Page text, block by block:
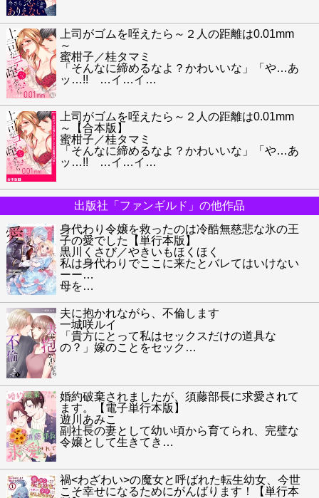
上司がゴムを咥えたら～２人の距離は0.01mm
～
蜜柑子／桂タマミ
「そんなに締めるなよ？かわいいな」「や…あ
ッ…!! …イ…イ …
上司がゴムを咥えたら～２人の距離は0.01mm
～【合本版】
蜜柑子／桂タマミ
「そんなに締めるなよ？かわいいな」「や…あ
ッ…!! …イ…イ …
出版社「ファンギルド」の他作品
身代わり令嬢を救ったのは冷酷無慈悲な氷の王
子の愛でした【単行本版】
黒川くさび／やきいもほくほく
私は身代わりでここに来たとバレてはいけない
ーー…
母を…
夫に抱かれながら、不倫します
一城咲ルイ
「貴方にとって私はセックスだけの道具な
の？」嫁のことをセック …
婚約破棄されましたが、須藤部長に求愛されて
ます。【電子単行本版】
遊川あみこ
副社長の妻として幼い頃から育てられ、完璧な
令嬢として生きてき …
禍<わざわい>の魔女と呼ばれた転生幼女、今世
こそ幸せになるためにがんばります！【単行本